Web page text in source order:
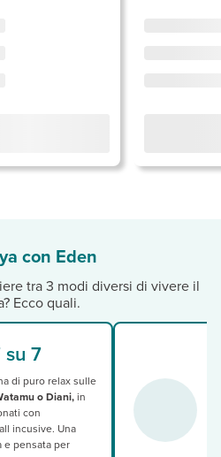
con Eden
tra 3 modi diversi di vivere il
Ecco quali.
su 7
di puro relax sulle
o Diani,in
con
incusive. Una
e pensata per